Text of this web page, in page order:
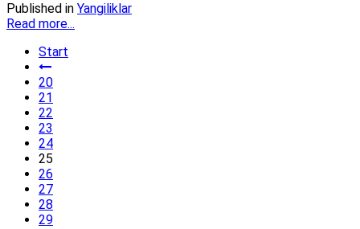
Published in Yangiliklar
Read more...
Start
20
21
22
23
24
25
26
27
28
29